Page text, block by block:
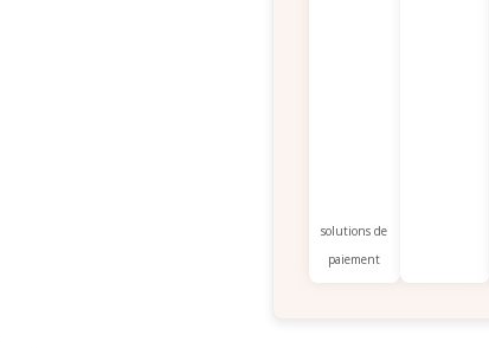
solutions de
paiement